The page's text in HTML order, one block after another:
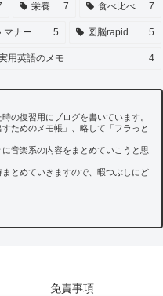
栄養 7 食べ比べ 7
マナー 5 図脳rapid 5
用英語のメモ 4
の復習用にブログを書いています。
すためのメモ帳」、略して「フラっと
音楽系の内容をまとめていこうと思
とめていきますので、暇つぶしにど
免責事項